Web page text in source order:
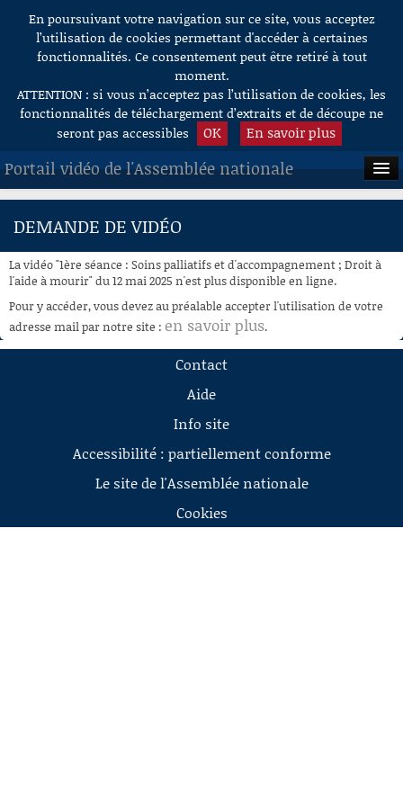
Aller au contenu
En poursuivant votre navigation sur ce site, vous acceptez
l’utilisation de cookies permettant d'accéder à certaines
fonctionnalités. Ce consentement peut être retiré à tout
moment.
ATTENTION : si vous n’acceptez pas l’utilisation de cookies, les
fonctionnalités de téléchargement d’extraits et de découpe ne
seront pas accessibles
OK En savoir plus
Portail vidéo de l'Assemblée nationale
ACCUEIL
À LA DEMANDE
RECHERCHE
AIDE À LA DÉCOUPE
DEMANDE DE VIDÉO
La vidéo "1ère séance : Soins palliatifs et d'accompagnement ; Droit à
l'aide à mourir" du 12 mai 2025 n'est plus disponible en ligne.
Pour y accéder, vous devez au préalable accepter l'utilisation de votre
adresse mail par notre site : en savoir plus.
Contact
Aide
Info site
Accessibilité : partiellement conforme
Le site de l'Assemblée nationale
Cookies